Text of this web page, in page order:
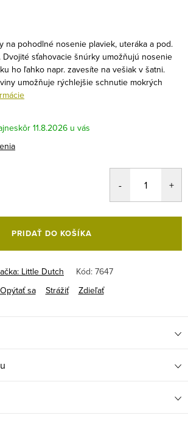
na pohodlné nosenie plaviek, uteráka a pod.
Dvojité sťahovacie šnúrky umožňujú nosenie
ho ľahko napr. zavesíte na vešiak v šatni.
umožňuje rýchlejšie schnutie mokrých
11.8.2026
PRIDAŤ DO KOŠÍKA
Little Dutch Kód: 7647
Opýtať sa
Strážiť Zdieľať